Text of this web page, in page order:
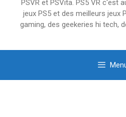
PSVR et PSVita. PS5 VR c'est
jeux PS5 et des meilleurs jeux
gaming, des geekeries hi tech,